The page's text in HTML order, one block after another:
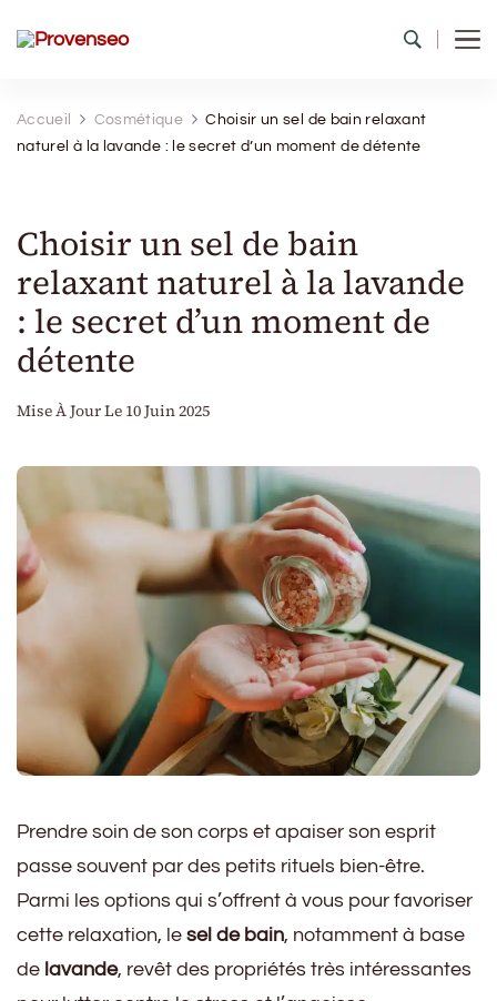
Accueil Cosmétique
Choisir un sel de bain relaxant
naturel à la lavande : le secret d’un moment de détente
Choisir un sel de bain
relaxant naturel à la lavande
: le secret d’un moment de
détente
Mise À Jour Le 10 Juin 2025
Prendre soin de son corps et apaiser son esprit
passe souvent par des petits rituels bien-être.
Parmi les options qui s’offrent à vous pour favoriser
cette relaxation, le sel de bain, notamment à base
de lavande, revêt des propriétés très intéressantes